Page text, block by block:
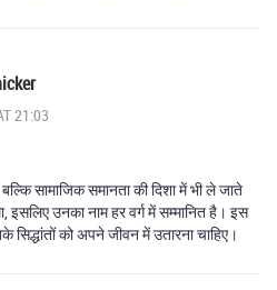
21:03
सामाजिक समानता की दिशा में भी ले जाते
इसलिए उनका नाम हर वर्ग में सम्मानित है। इस
को अपने जीवन में उतारना चाहिए।